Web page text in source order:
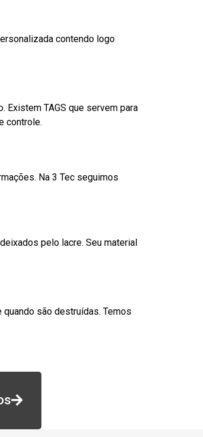
contendo logo
TAGS que servem para
controle.
Na 3 Tec seguimos
pelo lacre. Seu material
são destruídas. Temos